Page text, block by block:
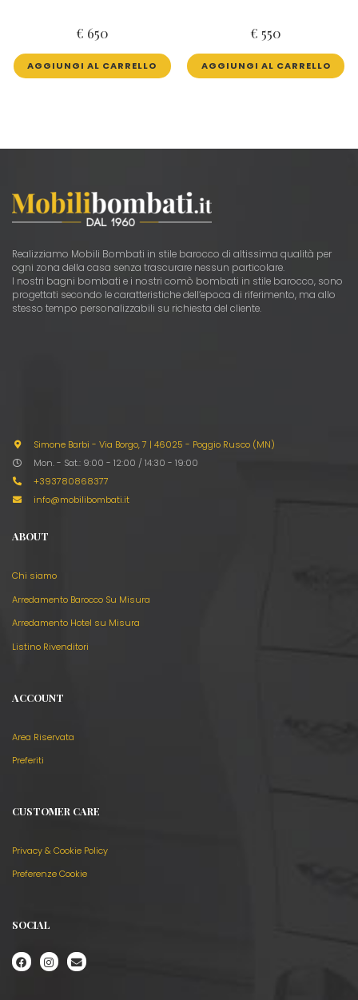
€ 650
AGGIUNGI AL CARRELLO
€ 550
AGGIUNGI AL CARRELLO
Realizziamo Mobili Bombati in stile barocco di altissima qualità per
ogni zona della casa senza trascurare nessun particolare.
I nostri bagni bombati e i nostri comò bombati in stile barocco, sono
progettati secondo le caratteristiche dell’epoca di riferimento, ma allo
stesso tempo personalizzabili su richiesta del cliente.
Simone Barbi - Via Borgo, 7 |46025 - Poggio Rusco (MN)
Mon. - Sat.: 9:00 - 12:00 / 14:30 - 19:00
+393780868377
info@mobilibombati.it
ABOUT
Chi siamo
Arredamento Barocco Su Misura
Arredamento Hotel su Misura
Listino Rivenditori
ACCOUNT
Area Riservata
Preferiti
CUSTOMER CARE
Privacy & Cookie Policy
Preferenze Cookie
SOCIAL